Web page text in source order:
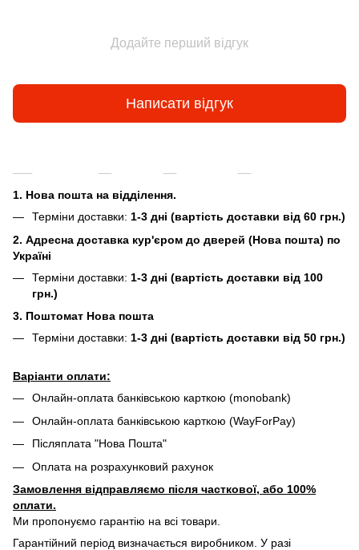
Додайте перший відгук
Написати відгук
1. Нова пошта на відділення.
Терміни доставки: 1-3 дні (вартість доставки від 60 грн.)
2. Адресна доставка кур'єром до дверей (Нова пошта) по
Україні
Терміни доставки: 1-3 дні (вартість доставки від 100
грн.)
3. Поштомат Нова пошта
Терміни доставки: 1-3 дні (вартість доставки від 50 грн.)
Варіанти оплати:
Онлайн-оплата банківською карткою (monobank)
Онлайн-оплата банківською карткою (WayForPay)
Післяплата "Нова Пошта"
Оплата на розрахунковий рахунок
Замовлення відправляємо після часткової, або 100%
оплати.
Ми пропонуємо гарантію на всі товари.
Гарантійний період визначається виробником. У разі